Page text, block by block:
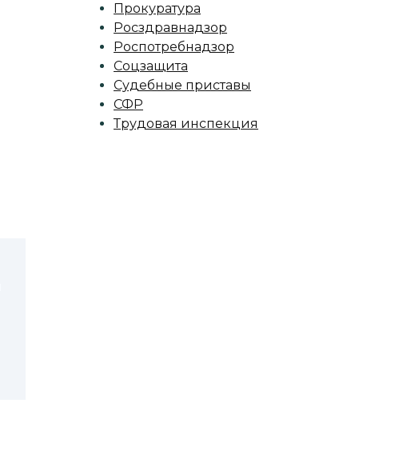
Прокуратура
Росздравнадзор
Роспотребнадзор
Соцзащита
Судебные приставы
СФР
Трудовая инспекция